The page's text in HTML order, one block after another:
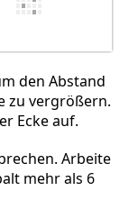
den Abstand
zu vergrößern.
Ecke auf.
Arbeite
mehr als 6